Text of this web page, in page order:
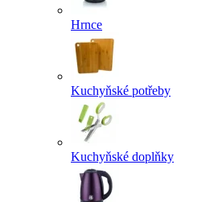
Hrnce
Kuchyňské potřeby
Kuchyňské doplňky